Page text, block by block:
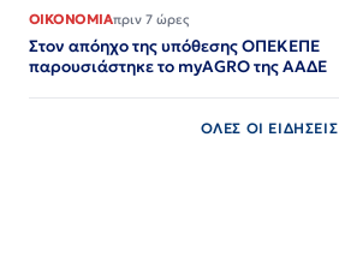
ΟΙΚΟΝΟΜΙΑπριν 7 ώρες
Στον απόηχο της υπόθεσης ΟΠΕΚΕΠΕ
παρουσιάστηκε το myAGRO της ΑΑΔΕ
ΟΛΕΣ ΟΙ ΕΙΔΗΣΕΙΣ